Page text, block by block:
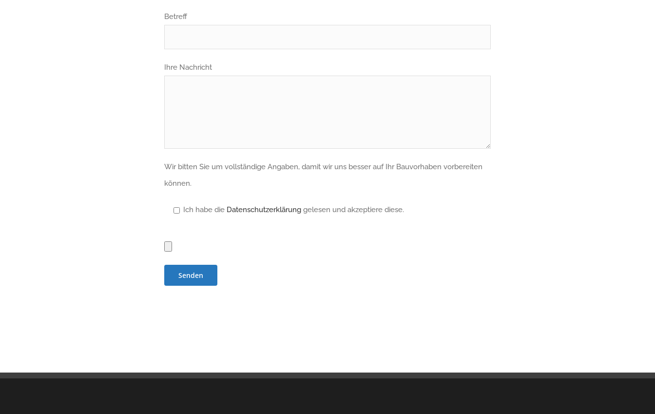
Betreff
Ihre Nachricht
Wir bitten Sie um vollständige Angaben, damit wir uns besser auf Ihr Bauvorhaben vorbereiten
können.
Ich habe die Datenschutzerklärung gelesen und akzeptiere diese.
lasse
Feld